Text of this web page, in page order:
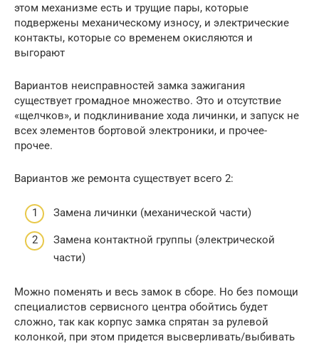
этом механизме есть и трущие пары, которые
подвержены механическому износу, и электрические
контакты, которые со временем окисляются и
выгорают
Вариантов неисправностей замка зажигания
существует громадное множество. Это и отсутствие
«щелчков», и подклинивание хода личинки, и запуск не
всех элементов бортовой электроники, и прочее-
прочее.
Вариантов же ремонта существует всего 2:
Замена личинки (механической части)
Замена контактной группы (электрической
части)
Можно поменять и весь замок в сборе. Но без помощи
специалистов сервисного центра обойтись будет
сложно, так как корпус замка спрятан за рулевой
колонкой, при этом придется высверливать/выбивать